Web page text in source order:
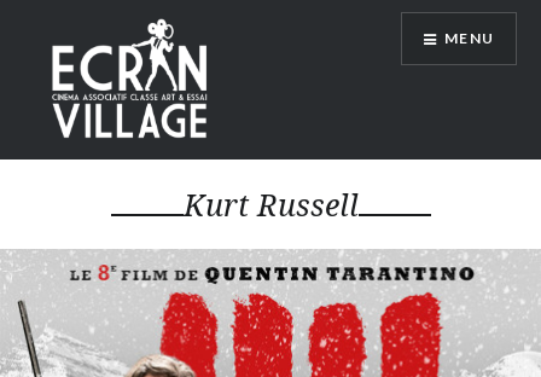
contenu
principal
ÉCRAN VILLAGE
MENU
Kurt Russell